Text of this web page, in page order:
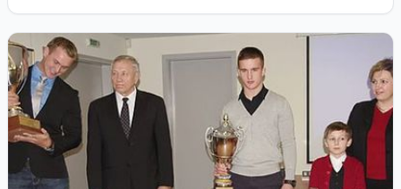
стоимость ...